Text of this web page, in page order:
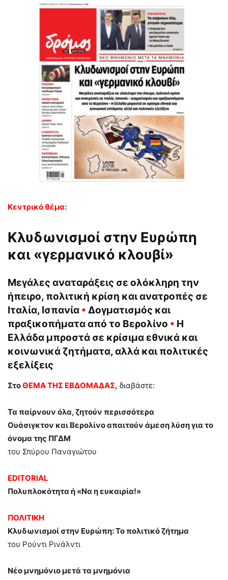
Κεντρικό θέμα:
Κλυδωνισμοί στην Ευρώπη
και «γερμανικό κλουβί»
Μεγάλες αναταράξεις σε ολόκληρη την
ήπειρο, πολιτική κρίση και ανατροπές σε
Ιταλία, Ισπανία • Δογματισμός και
πραξικοπήματα από το Βερολίνο • Η
Ελλάδα μπροστά σε κρίσιμα εθνικά και
κοινωνικά ζητήματα, αλλά και πολιτικές
εξελίξεις
ΣτοΘΕΜΑ ΤΗΣ ΕΒΔΟΜΑΔΑΣ, διαβάστε:
Τα παίρνουν όλα, ζητούν περισσότερα
Ουάσιγκτον και Βερολίνο απαιτούν άμεση λύση για το
όνομα της ΠΓΔΜ
του Σπύρου Παναγιώτου
EDITORIAL
Πολυπλοκότητα ή «Να η ευκαιρία!»
ΠΟΛΙΤΙΚΗ
Κλυδωνισμοί στην Ευρώπη: Το πολιτικό ζήτημα
του Ρούντι Ρινάλντι
Νέο μνημόνιο μετά τα μνημόνια